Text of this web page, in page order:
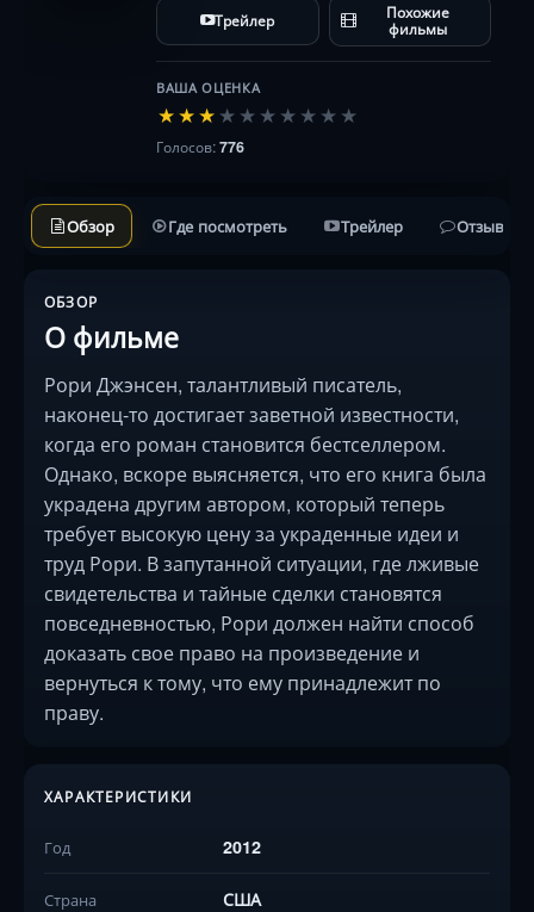
Трейлер Похожие
фильмы
ВАША ОЦЕНКА
★★★ ★ ★ ★ ★ ★ ★ ★
Голосов:776
Обзор Где посмотреть Трейлер Отзывы
ОБЗОР
О фильме
Рори Джэнсен, талантливый писатель,
наконец-то достигает заветной известности,
когда его роман становится бестселлером.
Однако, вскоре выясняется, что его книга была
украдена другим автором, который теперь
требует высокую цену за украденные идеи и
труд Рори. В запутанной ситуации, где лживые
свидетельства и тайные сделки становятся
повседневностью, Рори должен найти способ
доказать свое право на произведение и
вернуться к тому, что ему принадлежит по
праву.
ХАРАКТЕРИСТИКИ
Год 2012
Страна США